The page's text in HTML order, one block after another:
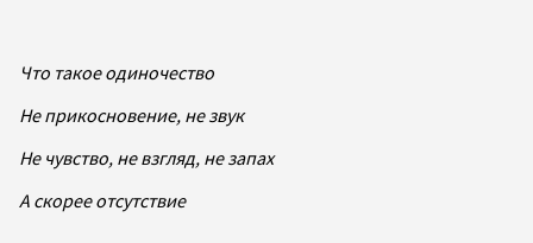
Что такое одиночество
Не прикосновение, не звук
Не чувство, не взгляд, не запах
А скорее отсутствие